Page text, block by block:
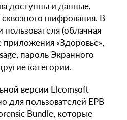
доступны и данные,
шифрования. В
пользователя (облачная
приложения «Здоровье»,
пароль Экранного
категории.
версии Elcomsoft
для пользователей EPB
Bundle, которые